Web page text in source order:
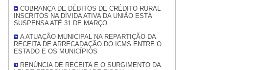
COBRANÇA DE DÉBITOS DE CRÉDITO RURAL
INSCRITOS NA DÍVIDA ATIVA DA UNIÃO ESTÁ
SUSPENSA ATÉ 31 DE MARÇO
A ATUAÇÃO MUNICIPAL NA REPARTIÇÃO DA
RECEITA DE ARRECADAÇÃO DO ICMS ENTRE O
ESTADO E OS MUNICÍPIOS
RENÚNCIA DE RECEITA E O SURGIMENTO DA